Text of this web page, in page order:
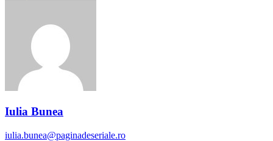
Iulia Bunea
iulia.bunea@paginadeseriale.ro